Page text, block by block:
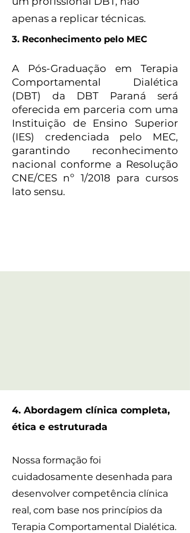
apenas a replicar técnicas.
3. Reconhecimento pelo MEC
A Pós-Graduação em Terapia
Comportamental Dialética
(DBT) da DBT Paraná será
oferecida em parceria com uma
Instituição de Ensino Superior
(IES) credenciada pelo MEC,
garantindo reconhecimento
nacional conforme a Resolução
CNE/CES nº 1/2018 para cursos
lato sensu.
4. Abordagem clínica completa,
ética e estruturada
Nossa formação foi
cuidadosamente desenhada para
desenvolver competência clínica
real, com base nos princípios da
Terapia Comportamental Dialética.